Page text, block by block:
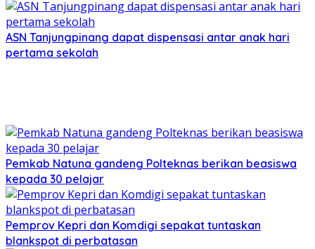
ASN Tanjungpinang dapat dispensasi antar anak hari
pertama sekolah
Pemkab Natuna gandeng Polteknas berikan beasiswa
kepada 30 pelajar
Pemprov Kepri dan Komdigi sepakat tuntaskan
blankspot di perbatasan